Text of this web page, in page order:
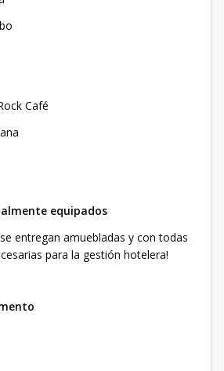
Café
equipados
entregan amuebladas y con todas
para la gestión hotelera!